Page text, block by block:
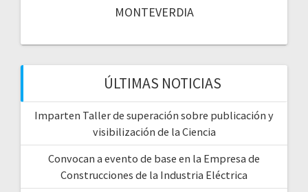
MONTEVERDIA
ÚLTIMAS NOTICIAS
Imparten Taller de superación sobre publicación y
visibilización de la Ciencia
Convocan a evento de base en la Empresa de
Construcciones de la Industria Eléctrica